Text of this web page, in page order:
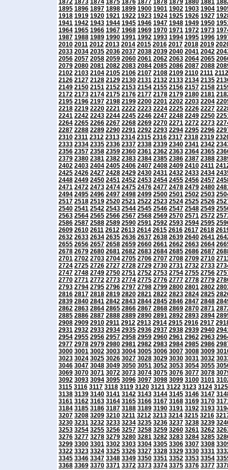
1872 1873 1874 1875 1876 1877 1878 1879 1880 1881
1895 1896 1897 1898 1899 1900 1901 1902 1903 1904
1918 1919 1920 1921 1922 1923 1924 1925 1926 1927
1941 1942 1943 1944 1945 1946 1947 1948 1949 1950
1964 1965 1966 1967 1968 1969 1970 1971 1972 1973
1987 1988 1989 1990 1991 1992 1993 1994 1995 1996
2010 2011 2012 2013 2014 2015 2016 2017 2018 2019
2033 2034 2035 2036 2037 2038 2039 2040 2041 2042
2056 2057 2058 2059 2060 2061 2062 2063 2064 2065
2079 2080 2081 2082 2083 2084 2085 2086 2087 2088
2102 2103 2104 2105 2106 2107 2108 2109 2110 2111 2112
2126 2127 2128 2129 2130 2131 2132 2133 2134 2135
2149 2150 2151 2152 2153 2154 2155 2156 2157 2158
2172 2173 2174 2175 2176 2177 2178 2179 2180 2181
2195 2196 2197 2198 2199 2200 2201 2202 2203 2204
2218 2219 2220 2221 2222 2223 2224 2225 2226 2227
2241 2242 2243 2244 2245 2246 2247 2248 2249 2250
2264 2265 2266 2267 2268 2269 2270 2271 2272 2273
2287 2288 2289 2290 2291 2292 2293 2294 2295 2296
2310 2311 2312 2313 2314 2315 2316 2317 2318 2319
2333 2334 2335 2336 2337 2338 2339 2340 2341 2342
2356 2357 2358 2359 2360 2361 2362 2363 2364 2365
2379 2380 2381 2382 2383 2384 2385 2386 2387 2388
2402 2403 2404 2405 2406 2407 2408 2409 2410 2411
2425 2426 2427 2428 2429 2430 2431 2432 2433 2434
2448 2449 2450 2451 2452 2453 2454 2455 2456 2457
2471 2472 2473 2474 2475 2476 2477 2478 2479 2480
2494 2495 2496 2497 2498 2499 2500 2501 2502 2503
2517 2518 2519 2520 2521 2522 2523 2524 2525 2526
2540 2541 2542 2543 2544 2545 2546 2547 2548 2549
2563 2564 2565 2566 2567 2568 2569 2570 2571 2572
2586 2587 2588 2589 2590 2591 2592 2593 2594 2595
2609 2610 2611 2612 2613 2614 2615 2616 2617 2618
2632 2633 2634 2635 2636 2637 2638 2639 2640 2641
2655 2656 2657 2658 2659 2660 2661 2662 2663 2664
2678 2679 2680 2681 2682 2683 2684 2685 2686 2687
2701 2702 2703 2704 2705 2706 2707 2708 2709 2710
2724 2725 2726 2727 2728 2729 2730 2731 2732 2733
2747 2748 2749 2750 2751 2752 2753 2754 2755 2756
2770 2771 2772 2773 2774 2775 2776 2777 2778 2779
2793 2794 2795 2796 2797 2798 2799 2800 2801 2802
2816 2817 2818 2819 2820 2821 2822 2823 2824 2825
2839 2840 2841 2842 2843 2844 2845 2846 2847 2848
2862 2863 2864 2865 2866 2867 2868 2869 2870 2871
2885 2886 2887 2888 2889 2890 2891 2892 2893 2894
2908 2909 2910 2911 2912 2913 2914 2915 2916 2917
2931 2932 2933 2934 2935 2936 2937 2938 2939 2940
2954 2955 2956 2957 2958 2959 2960 2961 2962 2963
2977 2978 2979 2980 2981 2982 2983 2984 2985 2986
3000 3001 3002 3003 3004 3005 3006 3007 3008 3009
3023 3024 3025 3026 3027 3028 3029 3030 3031 3032
3046 3047 3048 3049 3050 3051 3052 3053 3054 3055
3069 3070 3071 3072 3073 3074 3075 3076 3077 3078
3092 3093 3094 3095 3096 3097 3098 3099 3100 3101
3115 3116 3117 3118 3119 3120 3121 3122 3123 3124 3125
3138 3139 3140 3141 3142 3143 3144 3145 3146 3147
3161 3162 3163 3164 3165 3166 3167 3168 3169 3170
3184 3185 3186 3187 3188 3189 3190 3191 3192 3193
3207 3208 3209 3210 3211 3212 3213 3214 3215 3216
3230 3231 3232 3233 3234 3235 3236 3237 3238 3239
3253 3254 3255 3256 3257 3258 3259 3260 3261 3262
3276 3277 3278 3279 3280 3281 3282 3283 3284 3285
3299 3300 3301 3302 3303 3304 3305 3306 3307 3308
3322 3323 3324 3325 3326 3327 3328 3329 3330 3331
3345 3346 3347 3348 3349 3350 3351 3352 3353 3354
3368 3369 3370 3371 3372 3373 3374 3375 3376 3377